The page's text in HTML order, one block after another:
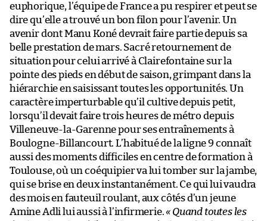
euphorique, l’équipe de France a pu respirer et peut se
dire qu’elle a trouvé un bon filon pour l’avenir. Un
avenir dont Manu Koné devrait faire partie depuis sa
belle prestation de mars. Sacré retournement de
situation pour celui arrivé à Clairefontaine sur la
pointe des pieds en début de saison, grimpant dans la
hiérarchie en saisissant toutes les opportunités. Un
caractère imperturbable qu’il cultive depuis petit,
lorsqu’il devait faire trois heures de métro depuis
Villeneuve-la-Garenne pour ses entraînements à
Boulogne-Billancourt. L’habitué de la ligne 9 connaît
aussi des moments difficiles en centre de formation à
Toulouse, où un coéquipier va lui tomber sur la jambe,
qui se brise en deux instantanément. Ce qui lui vaudra
des mois en fauteuil roulant, aux côtés d’un jeune
Amine Adli lui aussi à l’infirmerie.« Quand toutes les